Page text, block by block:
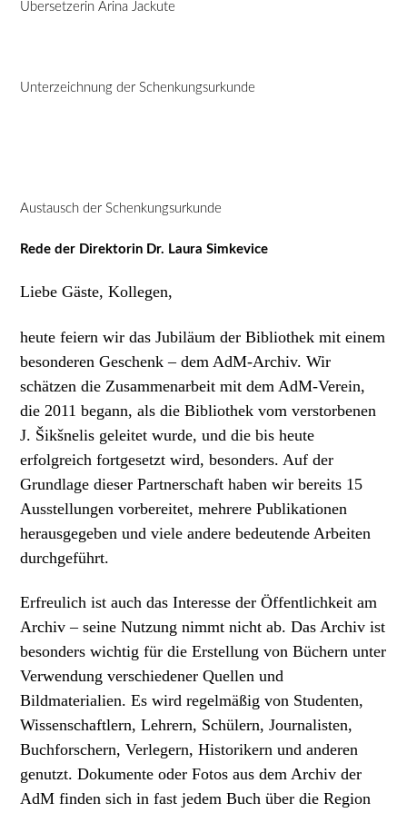
Übersetzerin Arina Jackute
Unterzeichnung der Schenkungsurkunde
Austausch der Schenkungsurkunde
Rede der Direktorin Dr. Laura Simkevice
Liebe Gäste, Kollegen,
heute feiern wir das Jubiläum der Bibliothek mit einem
besonderen Geschenk – dem AdM-Archiv. Wir
schätzen die Zusammenarbeit mit dem AdM-Verein,
die 2011 begann, als die Bibliothek vom verstorbenen
J. Šikšnelis geleitet wurde, und die bis heute
erfolgreich fortgesetzt wird, besonders. Auf der
Grundlage dieser Partnerschaft haben wir bereits 15
Ausstellungen vorbereitet, mehrere Publikationen
herausgegeben und viele andere bedeutende Arbeiten
durchgeführt.
Erfreulich ist auch das Interesse der Öffentlichkeit am
Archiv – seine Nutzung nimmt nicht ab. Das Archiv ist
besonders wichtig für die Erstellung von Büchern unter
Verwendung verschiedener Quellen und
Bildmaterialien. Es wird regelmäßig von Studenten,
Wissenschaftlern, Lehrern, Schülern, Journalisten,
Buchforschern, Verlegern, Historikern und anderen
genutzt. Dokumente oder Fotos aus dem Archiv der
AdM finden sich in fast jedem Buch über die Region